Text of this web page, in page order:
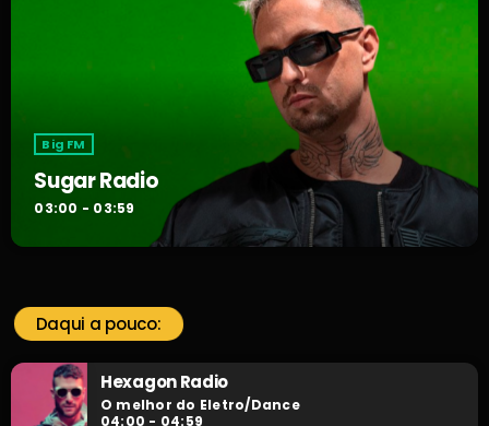
Big FM
Sugar Radio
03:00 - 03:59
Daqui a pouco:
Hexagon Radio
O melhor do Eletro/Dance
04:00 - 04:59